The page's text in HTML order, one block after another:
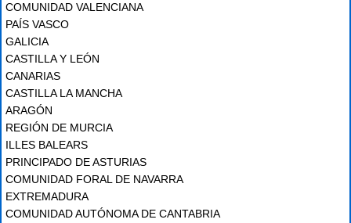
COMUNIDAD VALENCIANA
PAÍS VASCO
GALICIA
CASTILLA Y LEÓN
CANARIAS
CASTILLA LA MANCHA
ARAGÓN
REGIÓN DE MURCIA
ILLES BALEARS
PRINCIPADO DE ASTURIAS
COMUNIDAD FORAL DE NAVARRA
EXTREMADURA
COMUNIDAD AUTÓNOMA DE CANTABRIA